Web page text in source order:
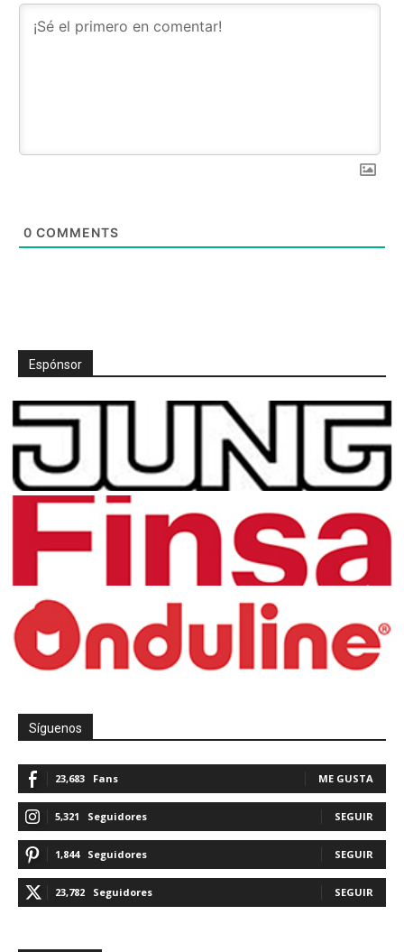
0 COMMENTS
Espónsor
Síguenos
23,683 Fans ME GUSTA
5,321 Seguidores SEGUIR
1,844 Seguidores SEGUIR
23,782 Seguidores SEGUIR